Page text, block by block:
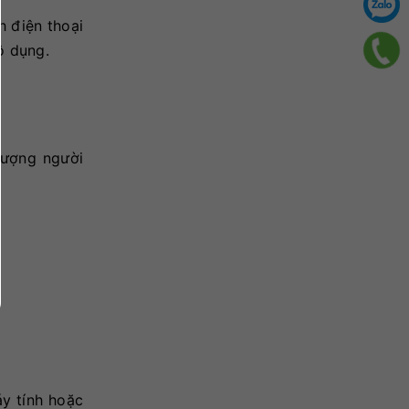
điện thoại
dụng.
người
tính hoặc